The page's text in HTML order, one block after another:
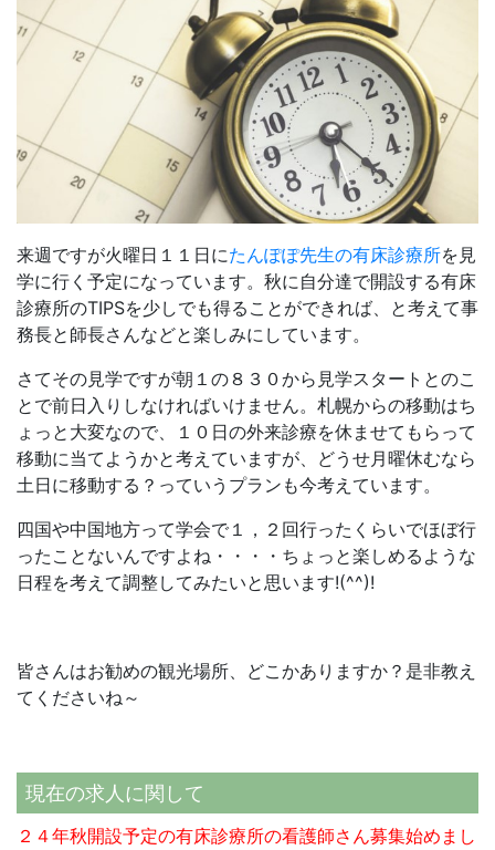
来週ですが火曜日１１日にたんぽぽ先生の有床診療所を見
学に行く予定になっています。秋に自分達で開設する有床
診療所のTIPSを少しでも得ることができれば、と考えて事
務長と師長さんなどと楽しみにしています。
さてその見学ですが朝１の８３０から見学スタートとのこ
とで前日入りしなければいけません。札幌からの移動はち
ょっと大変なので、１０日の外来診療を休ませてもらって
移動に当てようかと考えていますが、どうせ月曜休むなら
土日に移動する？っていうプランも今考えています。
四国や中国地方って学会で１，２回行ったくらいでほぼ行
ったことないんですよね・・・・ちょっと楽しめるような
日程を考えて調整してみたいと思います!(^^)!
皆さんはお勧めの観光場所、どこかありますか？是非教え
てくださいね～
現在の求人に関して
２４年秋開設予定の有床診療所の看護師さん募集始めまし